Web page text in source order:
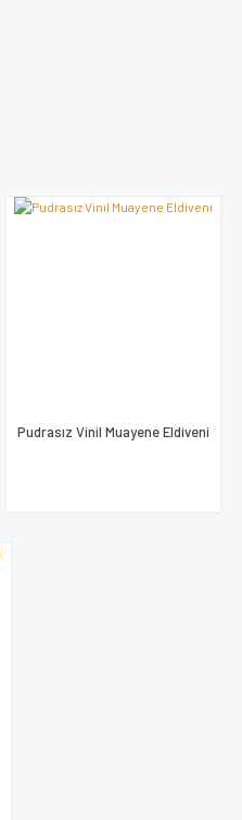
Pudrasız Vinil Muayene Eldiveni